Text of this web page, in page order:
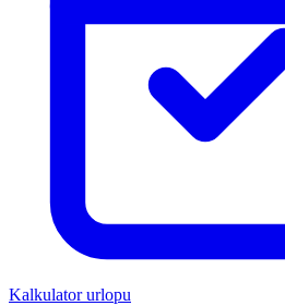
Kalkulator urlopu